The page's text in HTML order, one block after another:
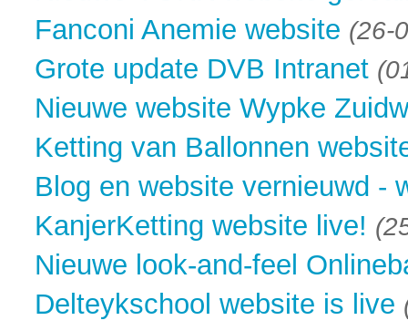
Fanconi Anemie website (26-
Grote update DVB Intranet
Nieuwe website Wypke
Ketting van Ballonnen
Blog en website vernieuwd -
KanjerKetting website live!
Nieuwe look-and-feel
Delteykschool website is live